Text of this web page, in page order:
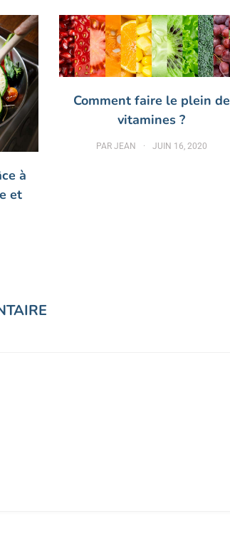
à
et
Comment faire le plein de
vitamines ?
PAR JEAN JUIN 16, 2020